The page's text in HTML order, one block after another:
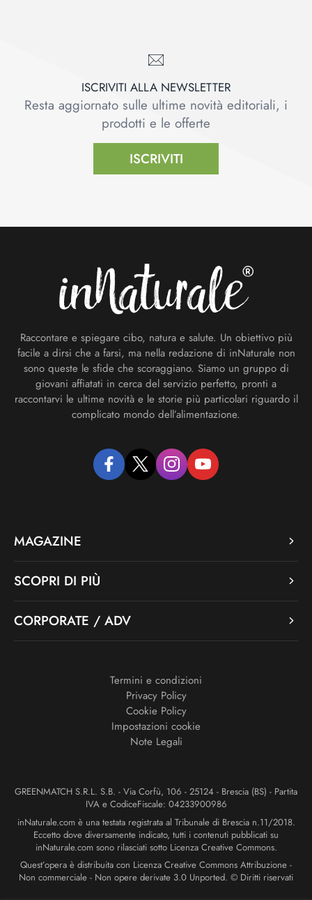
ISCRIVITI ALLA NEWSLETTER
Resta aggiornato sulle ultime novità editoriali, i
prodotti e le offerte
ISCRIVITI
Raccontare e spiegare cibo, natura e salute. Un obiettivo più
facile a dirsi che a farsi, ma nella redazione di inNaturale non
sono queste le sfide che scoraggiano. Siamo un gruppo di
giovani affiatati in cerca del servizio perfetto, pronti a
raccontarvi le ultime novità e le storie più particolari riguardo il
complicato mondo dell’alimentazione.
facebooktwitter instagramyoutube
MAGAZINE
SCOPRI DI PIÙ
CORPORATE / ADV
Termini e condizioni
Privacy Policy
Cookie Policy
Impostazioni cookie
Note Legali
GREENMATCH S.R.L. S.B. - Via Corfù, 106 - 25124 - Brescia (BS) - Partita
IVA e CodiceFiscale: 04233900986
inNaturale.com è una testata registrata al Tribunale di Brescia n.11/2018.
Eccetto dove diversamente indicato, tutti i contenuti pubblicati su
inNaturale.com sono rilasciati sotto Licenza Creative Commons.
Quest’opera è distribuita con Licenza Creative Commons Attribuzione -
Non commerciale - Non opere derivate 3.0 Unported. © Diritti riservati